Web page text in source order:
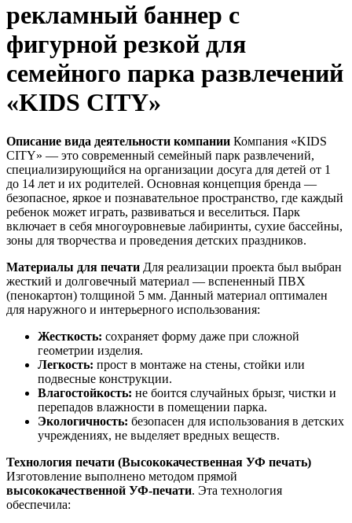
рекламный баннер с
фигурной резкой для
семейного парка развлечений
«KIDS CITY»
Описание вида деятельности компании Компания «KIDS
CITY» — это современный семейный парк развлечений,
специализирующийся на организации досуга для детей от 1
до 14 лет и их родителей. Основная концепция бренда —
безопасное, яркое и познавательное пространство, где каждый
ребенок может играть, развиваться и веселиться. Парк
включает в себя многоуровневые лабиринты, сухие бассейны,
зоны для творчества и проведения детских праздников.
Материалы для печати Для реализации проекта был выбран
жесткий и долговечный материал — вспененный ПВХ
(пенокартон) толщиной 5 мм. Данный материал оптимален
для наружного и интерьерного использования:
Жесткость: сохраняет форму даже при сложной
геометрии изделия.
Легкость: прост в монтаже на стены, стойки или
подвесные конструкции.
Влагостойкость: не боится случайных брызг, чистки и
перепадов влажности в помещении парка.
Экологичность: безопасен для использования в детских
учреждениях, не выделяет вредных веществ.
Технология печати (Высококачественная УФ печать)
Изготовление выполнено методом прямой
высококачественной УФ-печати. Эта технология
обеспечила: